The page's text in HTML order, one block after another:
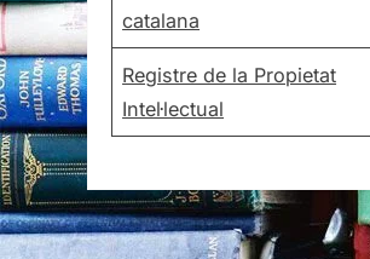
catalana
Registre de la Propietat
Intel·lectual